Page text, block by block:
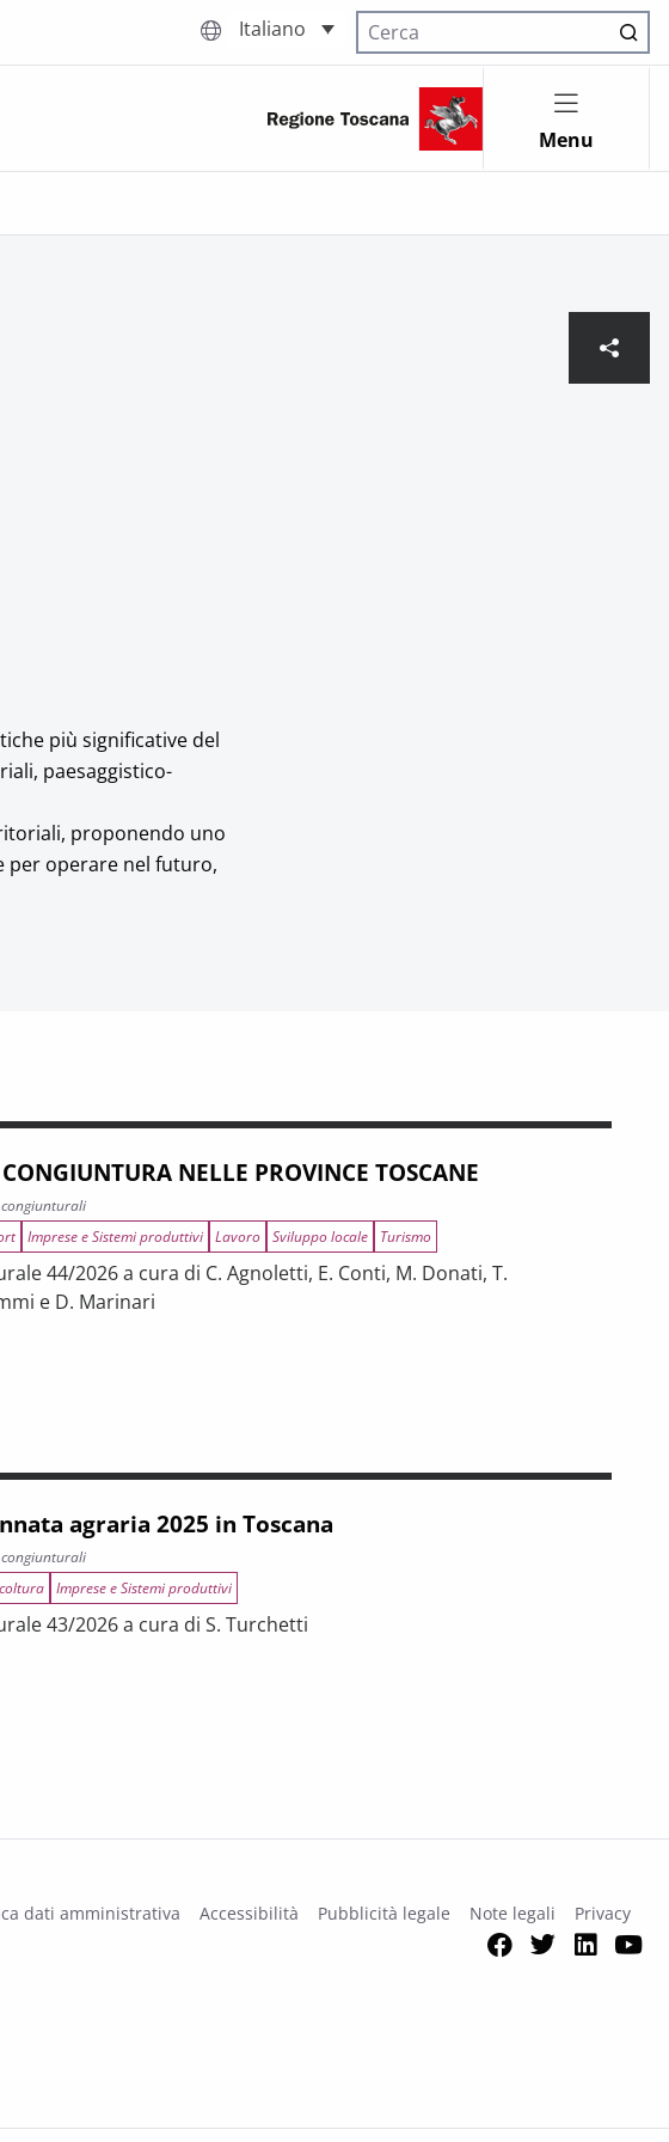
Italiano
Cerca nel sito
Menu
più significative del
paesaggistico-
proponendo uno
per operare nel futuro,
pubblico tra riforme, digitalizzazione e modelli organizzativi
NELLE PROVINCE TOSCANE
Imprese e Sistemi produttivi Lavoro Sviluppo locale Turismo
44/2026 a cura di C. Agnoletti, E. Conti, M. Donati, T.
e D. Marinari
NELLE PROVINCE TOSCANE
agraria 2025 in Toscana
Imprese e Sistemi produttivi
43/2026 a cura di S. Turchetti
2025 in Toscana
dati amministrativa Accessibilità Pubblicità legale Note legali Privacy
Facebook
Twitter